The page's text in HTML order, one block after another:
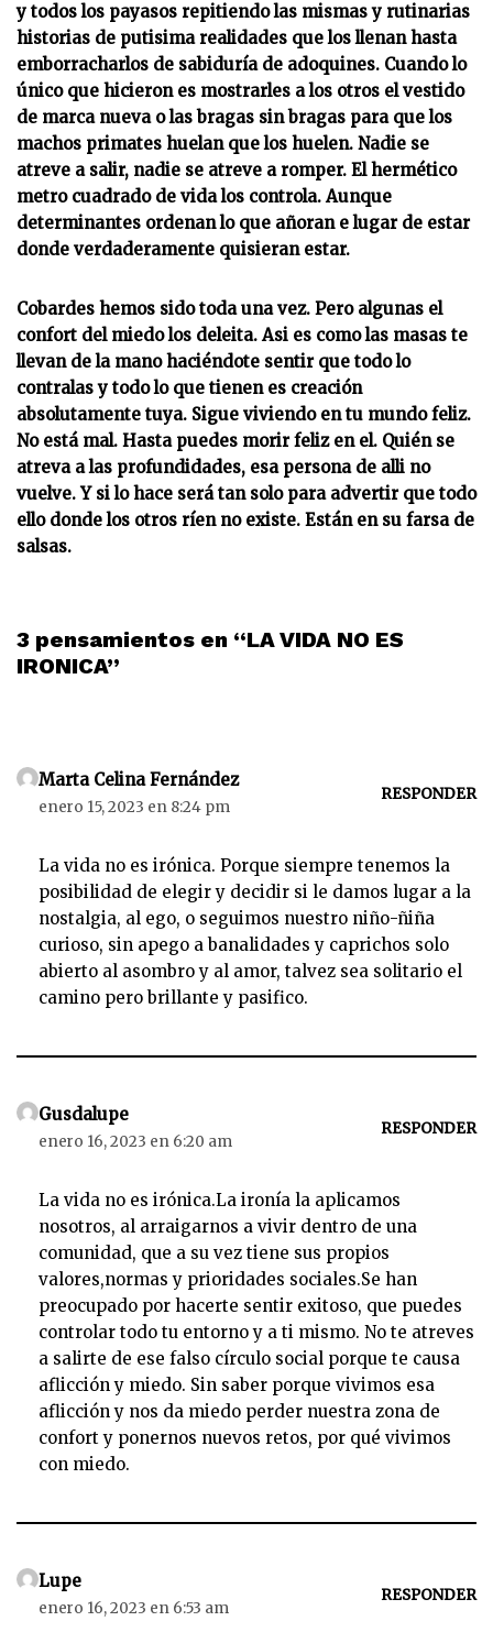
y todos los payasos repitiendo las mismas y rutinarias
historias de putisima realidades que los llenan hasta
emborracharlos de sabiduría de adoquines. Cuando lo
único que hicieron es mostrarles a los otros el vestido
de marca nueva o las bragas sin bragas para que los
machos primates huelan que los huelen. Nadie se
atreve a salir, nadie se atreve a romper. El hermético
metro cuadrado de vida los controla. Aunque
determinantes ordenan lo que añoran e lugar de estar
donde verdaderamente quisieran estar.
Cobardes hemos sido toda una vez. Pero algunas el
confort del miedo los deleita. Asi es como las masas te
llevan de la mano haciéndote sentir que todo lo
contralas y todo lo que tienen es creación
absolutamente tuya. Sigue viviendo en tu mundo feliz.
No está mal. Hasta puedes morir feliz en el. Quién se
atreva a las profundidades, esa persona de alli no
vuelve. Y si lo hace será tan solo para advertir que todo
ello donde los otros ríen no existe. Están en su farsa de
salsas.
3 pensamientos en “LA VIDA NO ES
IRONICA”
Marta Celina Fernández
enero 15, 2023 en 8:24 pm
RESPONDER
La vida no es irónica. Porque siempre tenemos la
posibilidad de elegir y decidir si le damos lugar a la
nostalgia, al ego, o seguimos nuestro niño-ñiña
curioso, sin apego a banalidades y caprichos solo
abierto al asombro y al amor, talvez sea solitario el
camino pero brillante y pasifico.
Gusdalupe
enero 16, 2023 en 6:20 am
RESPONDER
La vida no es irónica.La ironía la aplicamos
nosotros, al arraigarnos a vivir dentro de una
comunidad, que a su vez tiene sus propios
valores,normas y prioridades sociales.Se han
preocupado por hacerte sentir exitoso, que puedes
controlar todo tu entorno y a ti mismo. No te atreves
a salirte de ese falso círculo social porque te causa
aflicción y miedo. Sin saber porque vivimos esa
aflicción y nos da miedo perder nuestra zona de
confort y ponernos nuevos retos, por qué vivimos
con miedo.
Lupe
enero 16, 2023 en 6:53 am
RESPONDER